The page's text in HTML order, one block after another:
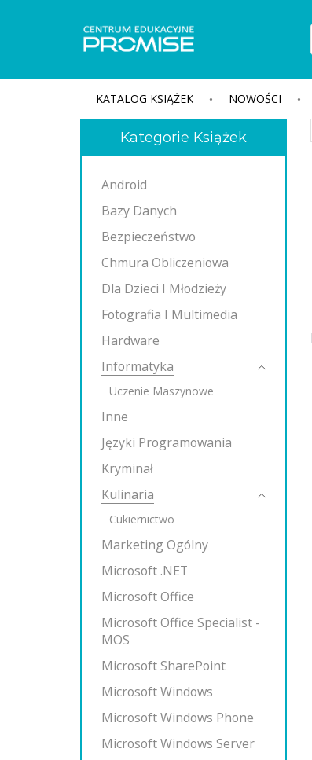
KATALOG KSIĄŻEK NOWOŚCI
Kategorie Książek
Android
Bazy Danych
Bezpieczeństwo
Chmura Obliczeniowa
Dla Dzieci I Młodzieży
Fotografia I Multimedia
Hardware
Informatyka
Uczenie Maszynowe
Inne
Języki Programowania
Kryminał
Kulinaria
Cukiernictwo
Marketing Ogólny
Microsoft .NET
Microsoft Office
Microsoft Office Specialist -
MOS
Microsoft SharePoint
Microsoft Windows
Microsoft Windows Phone
Microsoft Windows Server